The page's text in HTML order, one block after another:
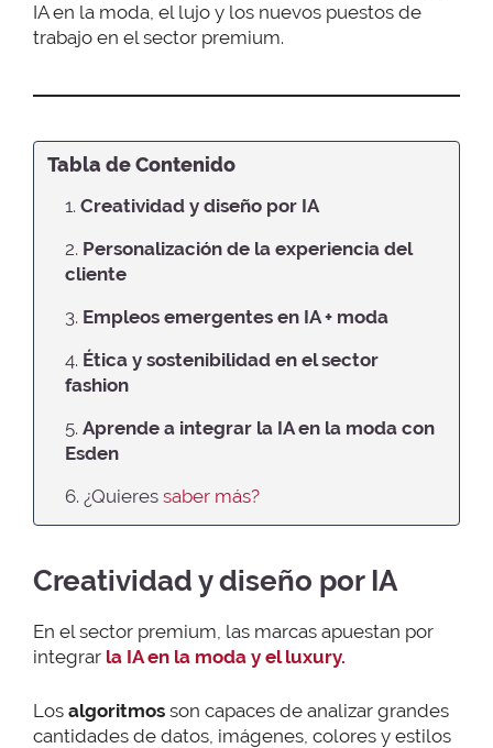
IA en la moda, el lujo y los nuevos puestos de
trabajo en el sector premium.
Tabla de Contenido
1. Creatividad y diseño por IA
2. Personalización de la experiencia del
cliente
3. Empleos emergentes en IA + moda
4. Ética y sostenibilidad en el sector
fashion
5. Aprende a integrar la IA en la moda con
Esden
6. ¿Quieres saber más?
Creatividad y diseño por IA
En el sector premium, las marcas apuestan por
integrar la IA en la moda y el luxury.
Los algoritmos son capaces de analizar grandes
cantidades de datos, imágenes, colores y estilos